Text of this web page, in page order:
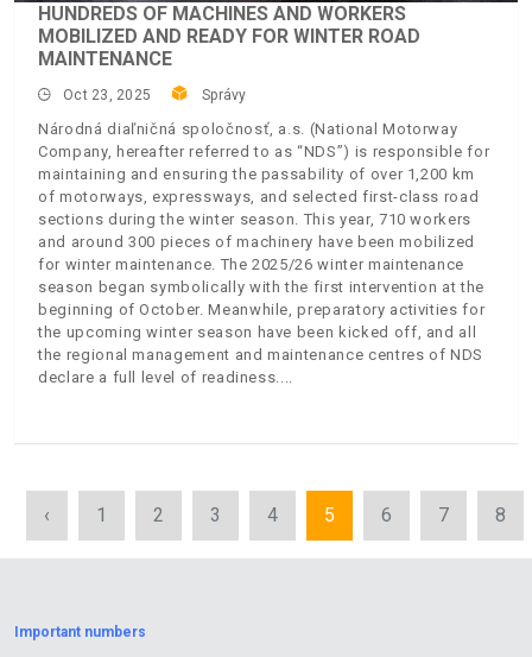
HUNDREDS OF MACHINES AND WORKERS
MOBILIZED AND READY FOR WINTER ROAD
MAINTENANCE
Oct 23, 2025 Správy
Národná diaľničná spoločnosť, a.s. (National Motorway
Company, hereafter referred to as “NDS”) is responsible for
maintaining and ensuring the passability of over 1,200 km
of motorways, expressways, and selected first-class road
sections during the winter season. This year, 710 workers
and around 300 pieces of machinery have been mobilized
for winter maintenance. The 2025/26 winter maintenance
season began symbolically with the first intervention at the
beginning of October. Meanwhile, preparatory activities for
the upcoming winter season have been kicked off, and all
the regional management and maintenance centres of NDS
declare a full level of readiness.
‹ 1 2 3 4 5 6 7 8
Important numbers